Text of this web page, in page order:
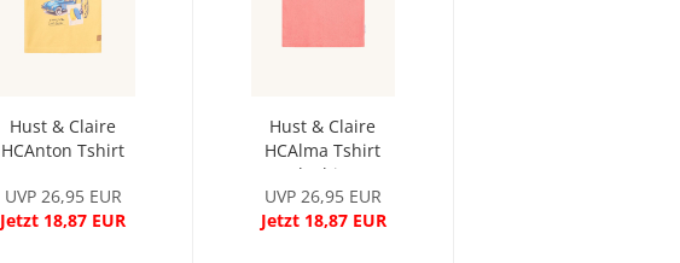
Hust & Claire
HCAnton Tshirt
UVP 26,95 EUR
Jetzt 18,87 EUR
Hust & Claire
HCAlma Tshirt
Blushing
UVP 26,95 EUR
Jetzt 18,87 EUR